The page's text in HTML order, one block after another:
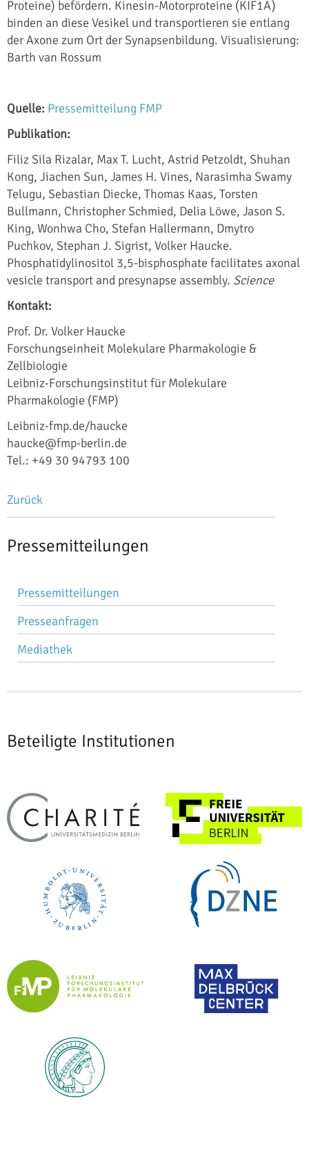
Proteine) befördern. Kinesin-Motorproteine (KIF1A)
binden an diese Vesikel und transportieren sie entlang
der Axone zum Ort der Synapsenbildung. Visualisierung:
Barth van Rossum
Quelle: Pressemitteilung FMP
Publikation:
Filiz Sila Rizalar, Max T. Lucht, Astrid Petzoldt, Shuhan
Kong, Jiachen Sun, James H. Vines, Narasimha Swamy
Telugu, Sebastian Diecke, Thomas Kaas, Torsten
Bullmann, Christopher Schmied, Delia Löwe, Jason S.
King, Wonhwa Cho, Stefan Hallermann, Dmytro
Puchkov, Stephan J. Sigrist, Volker Haucke.
Phosphatidylinositol 3,5-bisphosphate facilitates axonal
vesicle transport and presynapse assembly. Science
Kontakt:
Prof. Dr. Volker Haucke
Forschungseinheit Molekulare Pharmakologie &
Zellbiologie
Leibniz-Forschungsinstitut für Molekulare
Pharmakologie (FMP)
Leibniz-fmp.de/haucke
haucke@fmp-berlin.de
Tel.: +49 30 94793 100
Zurück
Pressemitteilungen
Navigation
überspringen
Pressemitteilungen
Presseanfragen
Mediathek
Beteiligte Institutionen